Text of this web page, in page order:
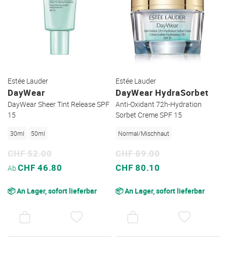
Estée Lauder
DayWear
DayWear Sheer Tint Release SPF
15
30ml 50ml
Sonderpreis
Ab CHF 46.80
CHF 52.00
📦 An Lager, sofort lieferbar
Estée Lauder
DayWear HydraSorbet
Anti-Oxidant 72h-Hydration
Sorbet Creme SPF 15
Normal/Mischhaut
Sonderpreis
CHF 80.10
CHF 89.00
📦 An Lager, sofort lieferbar